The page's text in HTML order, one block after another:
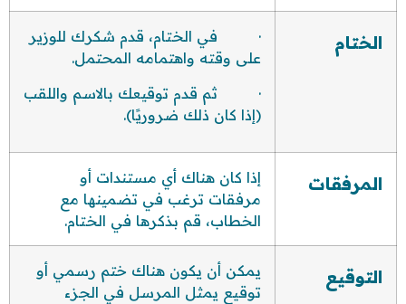
الختام
· في الختام، قدم شكرك للوزير
على وقته واهتمامه المحتمل.
· ثم قدم توقيعك بالاسم واللقب
(إذا كان ذلك ضروريًا).
المرفقات
إذا كان هناك أي مستندات أو
مرفقات ترغب في تضمينها مع
الخطاب، قم بذكرها في الختام.
التوقيع
يمكن أن يكون هناك ختم رسمي أو
توقيع يمثل المرسل في الجزء